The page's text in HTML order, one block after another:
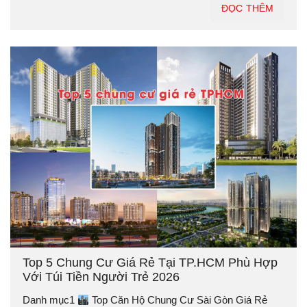
ĐỌC THÊM
Top 5 Chung Cư Giá Rẻ Tại TP.HCM Phù Hợp
Với Túi Tiền Người Trẻ 2026
Danh mục1
Top Căn Hộ Chung Cư Sài Gòn Giá Rẻ